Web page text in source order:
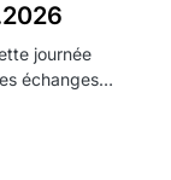
journée
échanges…